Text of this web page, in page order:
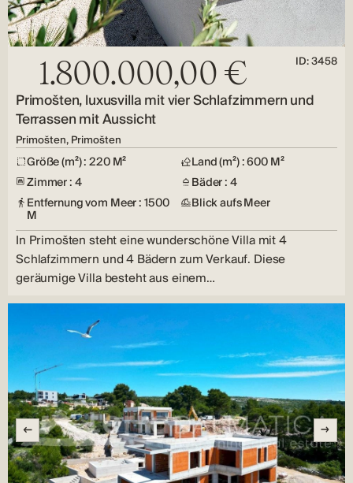
1.800.000,00 € ID: 3458
Primošten, luxusvilla mit vier Schlafzimmern und
Terrassen mit Aussicht
Primošten, Primošten
Größe (m²) : 220 M²
Land (m²) : 600 M²
Zimmer : 4
Bäder : 4
Entfernung vom Meer : 1500
M
Blick aufs Meer
In Primošten steht eine wunderschöne Villa mit 4
Schlafzimmern und 4 Bädern zum Verkauf. Diese
geräumige Villa besteht aus einem…